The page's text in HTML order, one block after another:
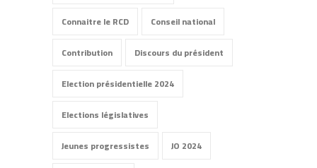
Connaitre le RCD
Conseil national
Contribution
Discours du président
Election présidentielle 2024
Elections législatives
Jeunes progressistes
JO 2024